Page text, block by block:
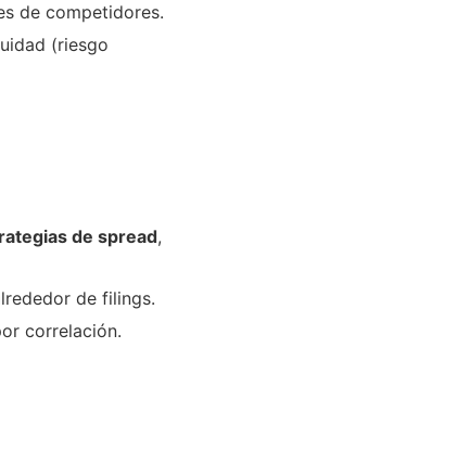
de competidores.
(riesgo
de spread,
de filings.
correlación.